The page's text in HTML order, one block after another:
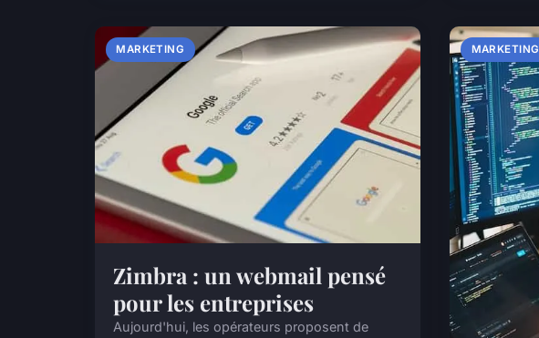
MARKETING
Zimbra : un webmail pensé
pour les entreprises
Aujourd'hui, les opérateurs proposent de
MARKETING